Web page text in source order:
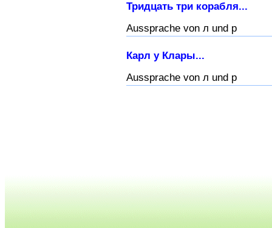
Тридцать три корабля...
Aussprache von л und р
Карл у Клары...
Aussprache von л und р